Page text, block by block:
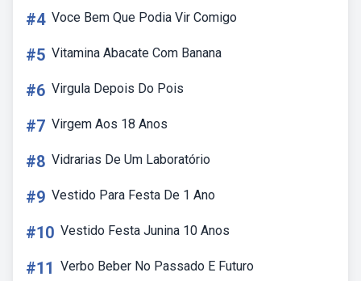
#4 Voce Bem Que Podia Vir Comigo
#5 Vitamina Abacate Com Banana
#6 Virgula Depois Do Pois
#7 Virgem Aos 18 Anos
#8 Vidrarias De Um Laboratório
#9 Vestido Para Festa De 1 Ano
#10 Vestido Festa Junina 10 Anos
#11 Verbo Beber No Passado E Futuro